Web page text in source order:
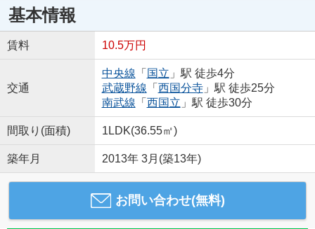
基本情報
賃料 10.5万円
交通
中央線 「 国立 」駅 徒歩4分
武蔵野線 「 西国分寺」駅 徒歩25分
南武線 「 西国立 」駅 徒歩30分
間取り(面積) 1LDK(36.55㎡)
築年月 2013年 3月(築13年)
お問い合わせ(無料)